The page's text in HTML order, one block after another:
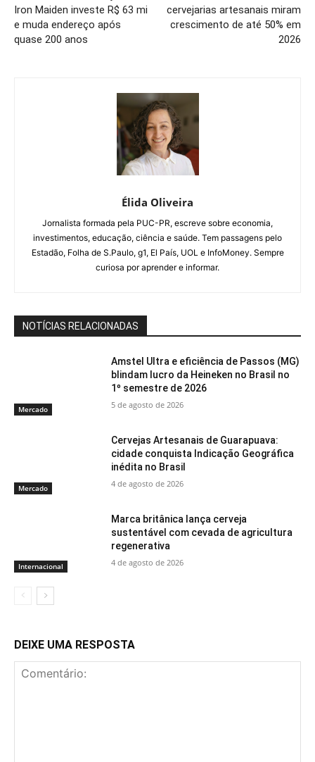
Iron Maiden investe R$ 63 mi
e muda endereço após
quase 200 anos
cervejarias artesanais miram
crescimento de até 50% em
2026
Élida Oliveira
Jornalista formada pela PUC-PR, escreve sobre economia,
investimentos, educação, ciência e saúde. Tem passagens pelo
Estadão, Folha de S.Paulo, g1, El País, UOL e InfoMoney. Sempre
curiosa por aprender e informar.
NOTÍCIAS RELACIONADAS
Mercado
Amstel Ultra e eficiência de Passos (MG)
blindam lucro da Heineken no Brasil no
1º semestre de 2026
5 de agosto de 2026
Mercado
Cervejas Artesanais de Guarapuava:
cidade conquista Indicação Geográfica
inédita no Brasil
4 de agosto de 2026
Internacional
Marca britânica lança cerveja
sustentável com cevada de agricultura
regenerativa
4 de agosto de 2026
DEIXE UMA RESPOSTA